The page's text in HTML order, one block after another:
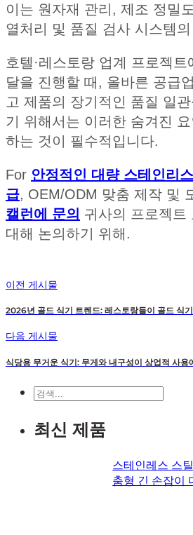
이는 원자재 관리, 제조 정밀
열처리 및 품질 검사 시스템
호텔·레스토랑 업계 프로젝트
달을 진행할 때, 올바른 공급
고 제품의 장기적인 품질 일
기 위해서는 이러한 숨겨진
하는 것이 필수적입니다.
For 안정적인 대량 스테인리
급, OEM/ODM 맞춤 제작 및
캘런에 문의 귀사의 프로젝트
대해 논의하기 위해.
이전 게시물
2026년 골드 식기 트렌드: 레스토랑들이 골드 식
다음 게시물
식당용 무거운 식기: 무게와 내구성이 상업적 사용
검
최신 제품
스테인레스 스
춤형 긴 손잡이